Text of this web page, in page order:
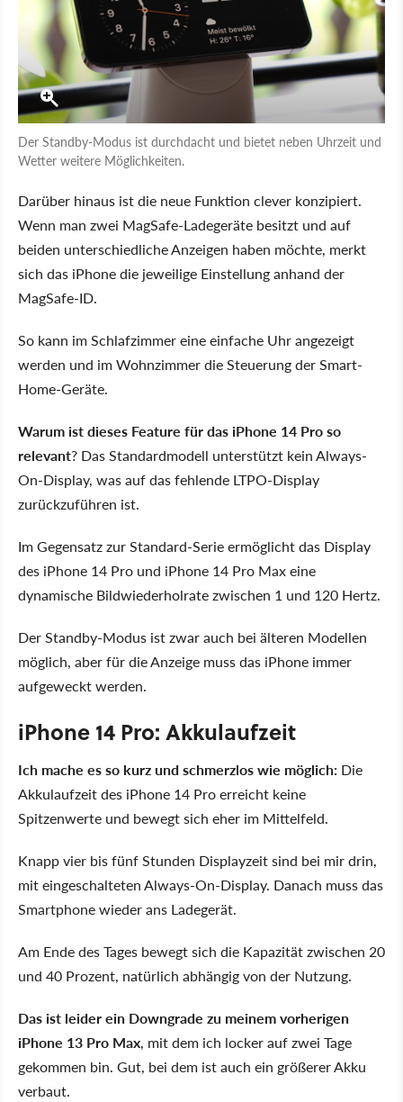
Der Standby-Modus ist durchdacht und bietet neben Uhrzeit und
Wetter weitere Möglichkeiten.
Darüber hinaus ist die neue Funktion clever konzipiert.
Wenn man zwei MagSafe-Ladegeräte besitzt und auf
beiden unterschiedliche Anzeigen haben möchte, merkt
sich das iPhone die jeweilige Einstellung anhand der
MagSafe-ID.
So kann im Schlafzimmer eine einfache Uhr angezeigt
werden und im Wohnzimmer die Steuerung der Smart-
Home-Geräte.
Warum ist dieses Feature für das iPhone 14 Pro so
relevant? Das Standardmodell unterstützt kein Always-
On-Display, was auf das fehlende LTPO-Display
zurückzuführen ist.
Im Gegensatz zur Standard-Serie ermöglicht das Display
des iPhone 14 Pro und iPhone 14 Pro Max eine
dynamische Bildwiederholrate zwischen 1 und 120 Hertz.
Der Standby-Modus ist zwar auch bei älteren Modellen
möglich, aber für die Anzeige muss das iPhone immer
aufgeweckt werden.
iPhone 14 Pro: Akkulaufzeit
Ich mache es so kurz und schmerzlos wie möglich: Die
Akkulaufzeit des iPhone 14 Pro erreicht keine
Spitzenwerte und bewegt sich eher im Mittelfeld.
Knapp vier bis fünf Stunden Displayzeit sind bei mir drin,
mit eingeschalteten Always-On-Display. Danach muss das
Smartphone wieder ans Ladegerät.
Am Ende des Tages bewegt sich die Kapazität zwischen 20
und 40 Prozent, natürlich abhängig von der Nutzung.
Das ist leider ein Downgrade zu meinem vorherigen
iPhone 13 Pro Max, mit dem ich locker auf zwei Tage
gekommen bin. Gut, bei dem ist auch ein größerer Akku
verbaut.